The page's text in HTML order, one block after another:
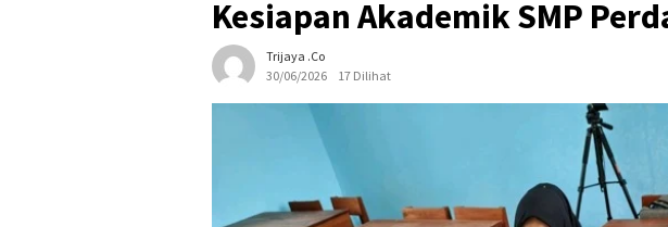
Kesiapan Akademik SMP
Trijaya .co
30/06/2026
17 Dilihat